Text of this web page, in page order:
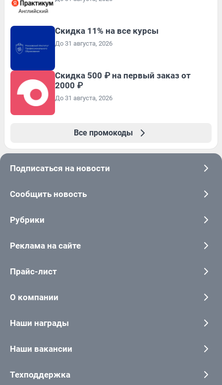
Скидка 11% на все курсы
До 31 августа, 2026
Скидка 500 ₽ на первый заказ от
2000 ₽
До 31 августа, 2026
Все промокоды
Подписаться на новости
Сообщить новость
Рубрики
Реклама на сайте
Прайс-лист
О компании
Наши награды
Наши вакансии
Техподдержка